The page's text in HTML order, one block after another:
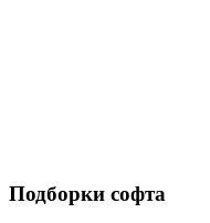
Подборки софта